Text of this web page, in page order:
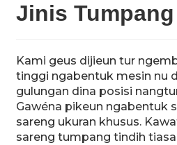
Jinis
Kami geus dijieun tur
tinggi ngabentuk mesin nu
gulungan dina posisi
Gawéna pikeun ngabentuk
sareng ukuran khusus.
sareng tumpang tindih